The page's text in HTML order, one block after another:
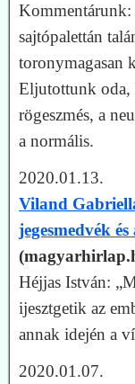
sajtópalettán
toronymagasan
Eljutottunk oda,
rögeszmés, a
a normális.
2020.01.13.
Viland
jegesmedvék
Héjjas István:
ijesztgetik az
annak idején a
2020.01.07.